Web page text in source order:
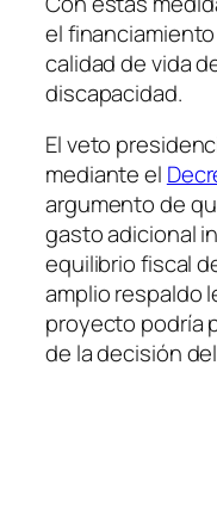
el
calidad de vida
discapacidad.
El veto
mediante el
argumento de
gasto adicional
equilibrio fiscal
amplio respaldo
proyecto podría
de la decisión